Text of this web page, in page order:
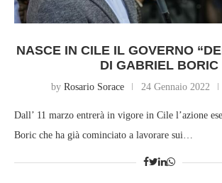
NASCE IN CILE IL GOVERNO
DI GABRIEL BORIC
by Rosario Sorace 24 Gennaio 2022
Dall’ 11 marzo entrerà in vigore in Cile l’azione
Boric che ha già cominciato a lavorare sui…